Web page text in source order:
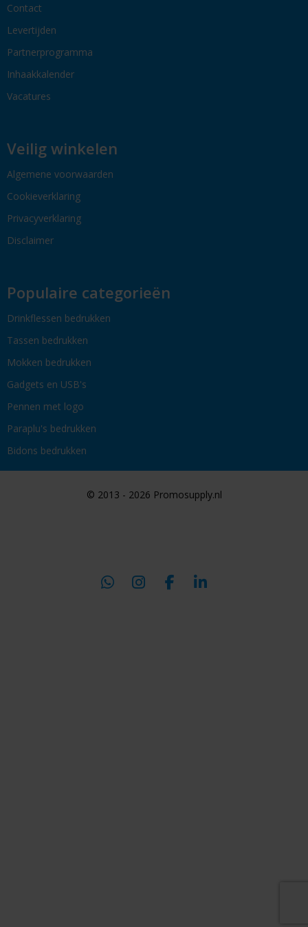
Contact
Levertijden
Partnerprogramma
Inhaakkalender
Vacatures
Veilig winkelen
Algemene voorwaarden
Cookieverklaring
Privacyverklaring
Disclaimer
Populaire categorieën
Drinkflessen bedrukken
Tassen bedrukken
Mokken bedrukken
Gadgets en USB's
Pennen met logo
Paraplu's bedrukken
Bidons bedrukken
© 2013 - 2026 Promosupply.nl